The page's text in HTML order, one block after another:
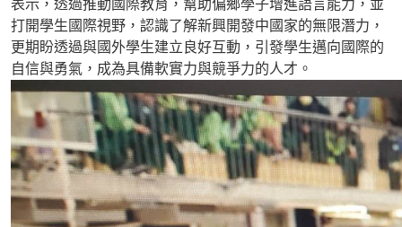
表示， 透過推動國際教育，幫助偏鄉學子增進語言能力，並
打開學生國際視野，認識了解新興開發中國家的無限潛力，
更期盼透過與國外學生建立良好互動，引發學生邁向國際的
自信與勇氣，成為具備軟實力與競爭力的人才。